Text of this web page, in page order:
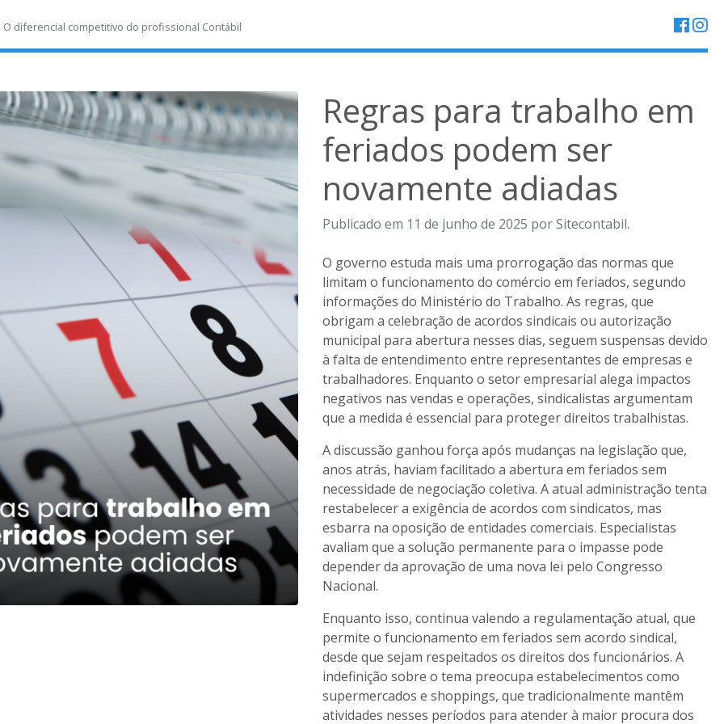
O diferencial competitivo do profissional Contábil
Regras para trabalho em
feriados podem ser
novamente adiadas
Publicado em 11 de junho de 2025 por Sitecontabil.
O governo estuda mais uma prorrogação das normas que
limitam o funcionamento do comércio em feriados, segundo
informações do Ministério do Trabalho. As regras, que
obrigam a celebração de acordos sindicais ou autorização
municipal para abertura nesses dias, seguem suspensas devido
à falta de entendimento entre representantes de empresas e
trabalhadores. Enquanto o setor empresarial alega impactos
negativos nas vendas e operações, sindicalistas argumentam
que a medida é essencial para proteger direitos trabalhistas.
A discussão ganhou força após mudanças na legislação que,
anos atrás, haviam facilitado a abertura em feriados sem
necessidade de negociação coletiva. A atual administração tenta
restabelecer a exigência de acordos com sindicatos, mas
esbarra na oposição de entidades comerciais. Especialistas
avaliam que a solução permanente para o impasse pode
depender da aprovação de uma nova lei pelo Congresso
Nacional.
Enquanto isso, continua valendo a regulamentação atual, que
permite o funcionamento em feriados sem acordo sindical,
desde que sejam respeitados os direitos dos funcionários. A
indefinição sobre o tema preocupa estabelecimentos como
supermercados e shoppings, que tradicionalmente mantêm
atividades nesses períodos para atender à maior procura dos